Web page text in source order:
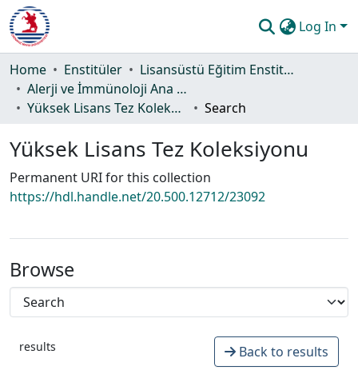
Log In
Communities & Collections
All of DSpace
Home Enstitüler
Lisansüstü Eğitim Enstitüsü
Alerji ve İmmünoloji Ana Bilim Dalı
Yüksek Lisans Tez Koleksiyonu
Search
Yüksek Lisans Tez Koleksiyonu
Permanent URI for this collection
https://hdl.handle.net/20.500.12712/23092
Browse
results Back to results